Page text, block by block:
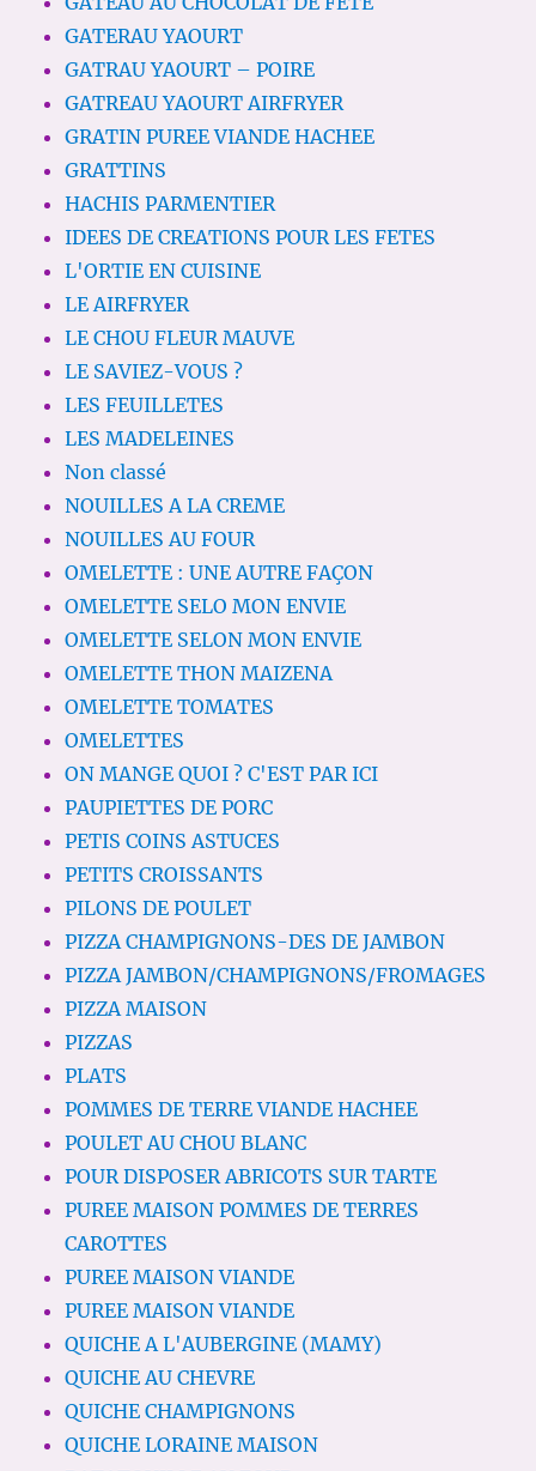
GATERAU YAOURT
GATRAU YAOURT – POIRE
GATREAU YAOURT AIRFRYER
GRATIN PUREE VIANDE HACHEE
GRATTINS
HACHIS PARMENTIER
IDEES DE CREATIONS POUR LES FETES
L'ORTIE EN CUISINE
LE AIRFRYER
LE CHOU FLEUR MAUVE
LE SAVIEZ-VOUS ?
LES FEUILLETES
LES MADELEINES
Non classé
NOUILLES A LA CREME
NOUILLES AU FOUR
OMELETTE : UNE AUTRE FAÇON
OMELETTE SELO MON ENVIE
OMELETTE SELON MON ENVIE
OMELETTE THON MAIZENA
OMELETTE TOMATES
OMELETTES
ON MANGE QUOI ? C'EST PAR ICI
PAUPIETTES DE PORC
PETIS COINS ASTUCES
PETITS CROISSANTS
PILONS DE POULET
PIZZA CHAMPIGNONS-DES DE JAMBON
PIZZA JAMBON/CHAMPIGNONS/FROMAGES
PIZZA MAISON
PIZZAS
PLATS
POMMES DE TERRE VIANDE HACHEE
POULET AU CHOU BLANC
POUR DISPOSER ABRICOTS SUR TARTE
PUREE MAISON POMMES DE TERRES
CAROTTES
PUREE MAISON VIANDE
PUREE MAISON VIANDE
QUICHE A L'AUBERGINE (MAMY)
QUICHE AU CHEVRE
QUICHE CHAMPIGNONS
QUICHE LORAINE MAISON